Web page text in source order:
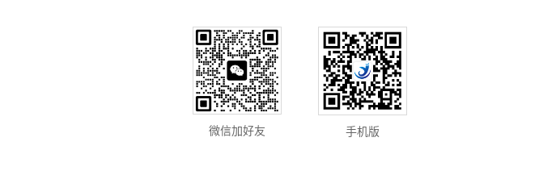
微信加好友 手机版